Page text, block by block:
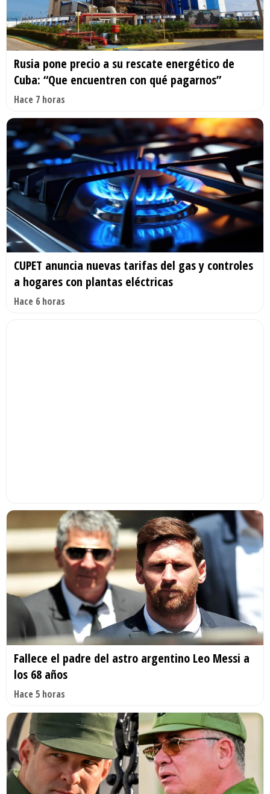
Rusia pone precio a su rescate energético de
Cuba: “Que encuentren con qué pagarnos”
Hace 7 horas
CUPET anuncia nuevas tarifas del gas y controles
a hogares con plantas eléctricas
Hace 6 horas
Fallece el padre del astro argentino Leo Messi a
los 68 años
Hace 5 horas